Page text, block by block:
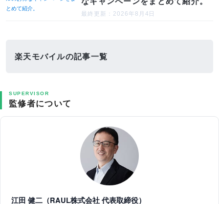
最終更新：2026年8月4日
楽天モバイルの記事一覧
SUPERVISOR
監修者について
江田 健二（RAUL株式会社 代表取締役）